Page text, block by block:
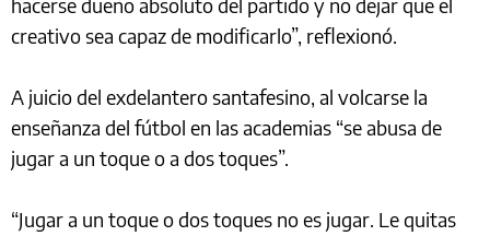
hacerse dueño absoluto del partido y no dejar que el
creativo sea capaz de modificarlo”, reflexionó.
A juicio del exdelantero santafesino, al volcarse la
enseñanza del fútbol en las academias “se abusa de
jugar a un toque o a dos toques”.
“Jugar a un toque o dos toques no es jugar. Le quitas